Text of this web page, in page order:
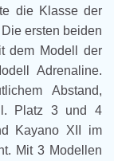
die Klasse der
ersten beiden
dem Modell der
Adrenaline.
Abstand,
Platz 3 und 4
Kayano XII im
Mit 3 Modellen